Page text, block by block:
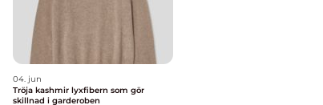
04. jun
Tröja kashmir lyxfibern som gör
skillnad i garderoben